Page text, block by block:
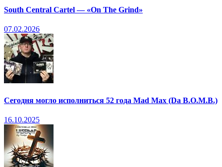
South Central Cartel — «On The Grind»
07.02.2026
Сегодня могло исполниться 52 года Mad Max (Da B.O.M.B.)
16.10.2025